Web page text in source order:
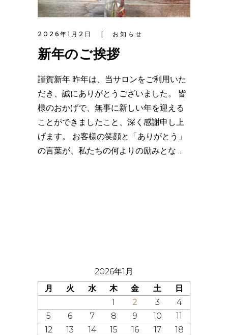
2026年1月2日 お知らせ
新年のご挨拶
謹賀新年 昨年は、当サロンをご利用いた
だき、誠にありがとうございました。 皆
様のおかげで、無事に新しい年を迎える
ことができましたこと、深く感謝申し上
げます。 お客様の笑顔と「ありがとう」
の言葉が、私たちの何よりの励みとな
2026年1月
月
火 水 木 金 土
日
1
2 3
4
5
6 7 8 9 10
11
12
13 14 15 16 17
18